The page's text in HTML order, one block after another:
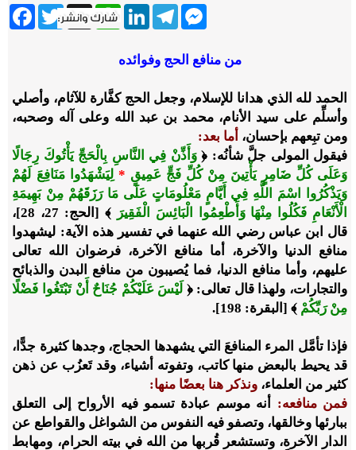
Twitter X
WhatsApp
LinkedInTelegram
Messenger
من منافع الحج وفوائده
الحمد لله الذي هدانا للإسلام، وجعل الحج كفَّارة للآثام، وأصلي
وأسلِّم على سيد الأنام، محمد بن عبد الله وعلى آله وصحبه،
ومن تبِعهم بإحسان، أما بعد:
فيقول المولى جلَّ شأنُه: ﴿وَأَذِّنْ فِي النَّاسِ بِالْحَجِّ يَأْتُوكَ رِجَالًا
وَعَلَى كُلِّ ضَامِرٍ يَأْتِينَ مِنْ كُلِّ فَجٍّ عَمِيقٍ * لِيَشْهَدُوا مَنَافِعَ لَهُمْ
وَيَذْكُرُوا اسْمَ اللَّهِ فِي أَيَّامٍ مَعْلُومَاتٍ عَلَى مَا رَزَقَهُمْ مِنْ بَهِيمَةِ
الْأَنْعَامِ فَكُلُوا مِنْهَا وَأَطْعِمُوا الْبَائِسَ الْفَقِيرَ
﴾ [الحج: 27، 28]،
قال ابن عباس رضي الله عنهما في تفسير هذه الآية: ليشهدوا
منافع الدنيا والآخرة، أما منافع الآخرة، فرضوان الله تعالى
عليهم، وأما منافع الدنيا، فما يُصيبون من منافع البدن والذبائح
والتجارات، ولهذا قال تعالى: ﴿ لَيْسَ عَلَيْكُمْ جُنَاحٌ أَنْ تَبْتَغُوا فَضْلًا
مِنْ رَبِّكُمْ ﴾ [البقرة: 198].
فإذا تأمَّل المرء المنافعَ التي يشهدها الحجاج، وجدها كثيرة جدًّا،
قد يحيط بالبعض منها كاتب، وتفوته أشياء، وقد تَعزُب عن ذهن
كثير من العلماء، ونذكر هنا بعضًا منها:
فمن منافعه:
أنه موسم عبادة تسمو فيه الأرواح إلى التعلق
ببارئها وخالقها، وتصفو فيه النفوس من الشواغل والقواطع عن
الدار الآخرة، وتستشعر قُربها من الله في بيته الحرام، ومهابط